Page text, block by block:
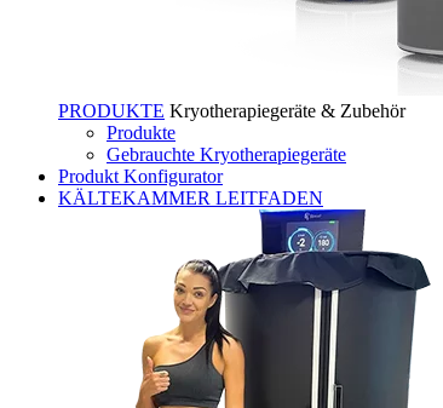
PRODUKTE Kryotherapiegeräte & Zubehör
Produkte
Gebrauchte Kryotherapiegeräte
Produkt Konfigurator
KÄLTEKAMMER LEITFADEN